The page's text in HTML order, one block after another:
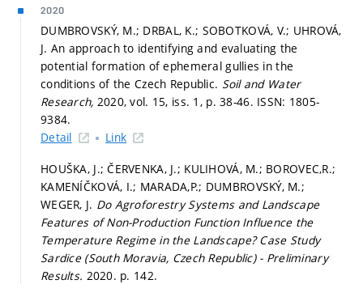
2020
DUMBROVSKÝ, M.; DRBAL, K.; SOBOTKOVÁ, V.; UHROVÁ,
J. An approach to identifying and evaluating the
potential formation of ephemeral gullies in the
conditions of the Czech Republic. Soil and Water
Research, 2020, vol. 15, iss. 1, p. 38-46. ISSN: 1805-
9384.
Detail
Link
HOUŠKA, J.; ČERVENKA, J.; KULIHOVÁ, M.; BOROVEC,R.;
KAMENÍČKOVÁ, I.; MARADA,P.; DUMBROVSKÝ, M.;
WEGER, J. Do Agroforestry Systems and Landscape
Features of Non-Production Function Influence the
Temperature Regime in the Landscape? Case Study
Sardice (South Moravia, Czech Republic) - Preliminary
Results. 2020. p. 142.